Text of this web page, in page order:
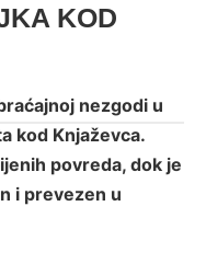
KOD
nezgodi u
kod Knjaževca.
povreda, dok je
i prevezen u